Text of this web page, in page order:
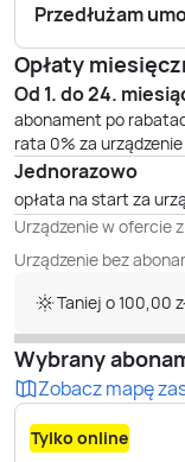
Przedłużam
Opłaty
Od 1. do 24.
abonament po
rata 0% za urządzenie
Jednorazowo
opłata na start za
Urządzenie w ofercie
Urządzenie bez
Taniej o 100,00
Wybrany
Zobacz mapę
Tylko online